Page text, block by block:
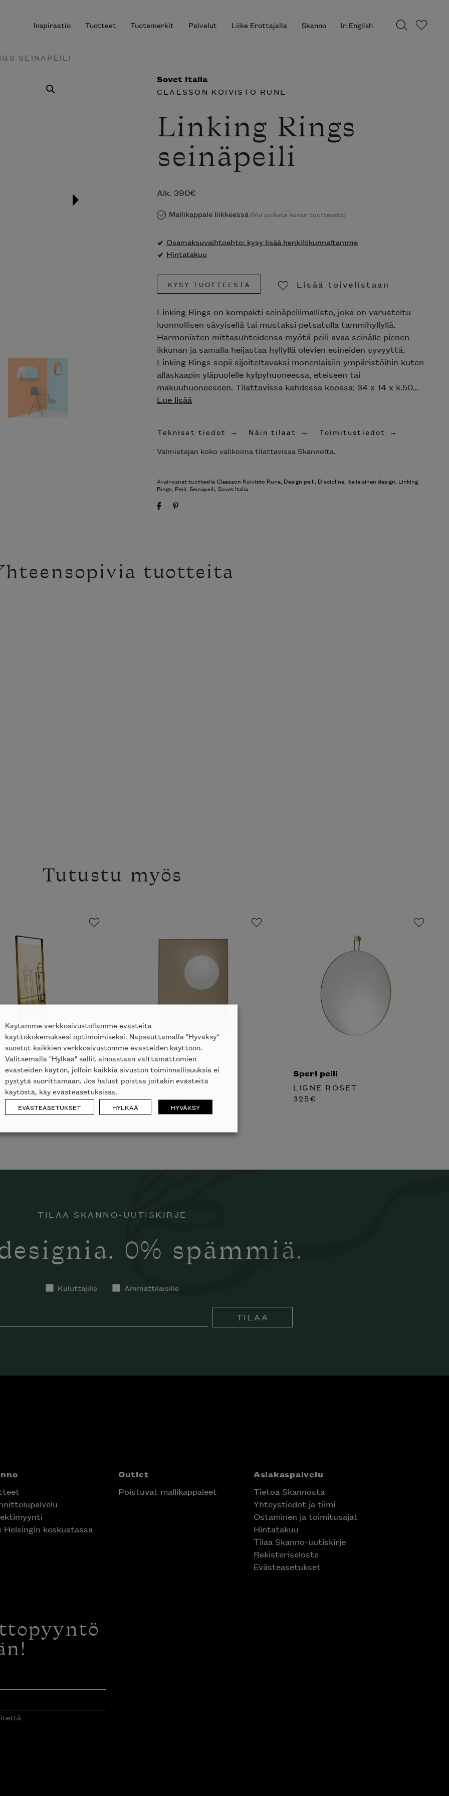
Inspiraatio Tuotteet Tuotemerkit Palvelut Liike Erottajalla Skanno In English
SEINÄPEILI
Sovet Italia
CLAESSON KOIVISTO RUNE
Linking Rings
seinäpeili
Alk. 390€
Mallikappale liikkeessä (Voi poiketa kuvan tuotteesta)
Osamaksuvaihtoehto: kysy lisää henkilökunnaltamme
Hintatakuu
KYSY TUOTTEESTA
Lisää toivelistaan
Linking Rings on kompakti seinäpeilimallisto, joka on varusteltu
luonnollisen sävyisellä tai mustaksi petsatulla tammihyllyllä.
Harmonisten mittasuhteidensa myötä peili avaa seinälle pienen
ikkunan ja samalla heijastaa hyllyllä olevien esineiden syvyyttä.
Linking Rings sopii sijoiteltavaksi monenlaisiin ympäristöihin kuten
allaskaapin yläpuolelle kylpyhuoneessa, eteiseen tai
makuuhuoneeseen. Tilattavissa kahdessa koossa: 34 x 14 x k.50...
Lue lisää
Tekniset tiedot Näin tilaat
Toimitustiedot
Valmistajan koko valikoima tilattavissa Skannolta.
Avainsanat tuotteelleClaesson Koivisto Rune, Design peili, Discipline, Italialainen design, Linking
Rings, Peili, Seinäpeili, Sovet Italia
tuotteita
Tutustu myös
€
Demi-teintes peili
LIGNE ROSET
ALK.
1231€
Sperl peili
LIGNE ROSET
325€
TILAA SKANNO-UUTISKIRJE
0% spämmiä.
Kuluttajille Ammattilaisille
TILAA
Helsingin keskustassa
Outlet
Poistuvat mallikappaleet
Asiakaspalvelu
Tietoa Skannosta
Yhteystiedot ja tiimi
Ostaminen ja toimitusajat
Hintatakuu
Tilaa Skanno-uutiskirje
Rekisteriseloste
Evästeasetukset
Käytämme verkkosivustollamme evästeitä
käyttökokemuksesi optimoimiseksi. Napsauttamalla "Hyväksy"
suostut kaikkien verkkosivustomme evästeiden käyttöön.
Valitsemalla "Hylkää" sallit ainoastaan välttämättömien
evästeiden käytön, jolloin kaikkia sivuston toiminnallisuuksia ei
pystytä suorittamaan. Jos haluat poistaa joitakin evästeitä
käytöstä, käy evästeasetuksissa.
EVÄSTEASETUKSET HYLKÄÄ HYVÄKSY